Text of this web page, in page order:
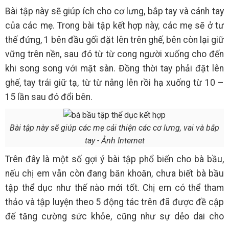
Bài tập này sẽ giúp ích cho cơ lưng, bắp tay và cánh tay
của các mẹ. Trong bài tập kết hợp này, các mẹ sẽ ở tư
thế đứng, 1 bên đầu gối đặt lên trên ghế, bên còn lại giữ
vững trên nền, sau đó từ từ cong người xuống cho đến
khi song song với mặt sàn. Đồng thời tay phải đặt lên
ghế, tay trái giữ tạ, từ từ nâng lên rồi hạ xuống từ 10 –
15 lần sau đó đổi bên.
Bài tập này sẽ giúp các mẹ cải thiện các cơ lưng, vai và bắp
tay - Ảnh Internet
Trên đây là một số gợi ý bài tập phổ biến cho bà bầu,
nếu chị em vẫn còn đang băn khoăn, chưa biết bà bầu
tập thể dục như thế nào mới tốt. Chị em có thể tham
thảo và tập luyện theo 5 động tác trên đã được đề cập
để tăng cường sức khỏe, cũng như sự dẻo dai cho